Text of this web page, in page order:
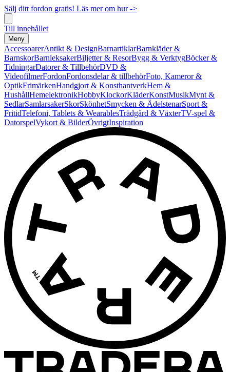
Sälj ditt fordon gratis! Läs mer om hur ->
Till innehållet
Meny
AccessoarerAntikt & DesignBarnartiklarBarnkläder &
BarnskorBarnleksakerBiljetter & ResorBygg & VerktygBöcker &
TidningarDatorer & TillbehörDVD &
VideofilmerFordonFordonsdelar & tillbehörFoto, Kameror &
OptikFrimärkenHandgjort & KonsthantverkHem &
HushållHemelektronikHobbyKlockorKläderKonstMusikMynt &
SedlarSamlarsakerSkorSkönhetSmycken & ÄdelstenarSport &
FritidTelefoni, Tablets & WearablesTrädgård & VäxterTV-spel &
DatorspelVykort & BilderÖvrigtInspiration